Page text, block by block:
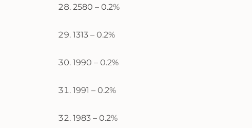
2580 – 0.2%
1313 – 0.2%
1990 – 0.2%
1991 – 0.2%
1983 – 0.2%